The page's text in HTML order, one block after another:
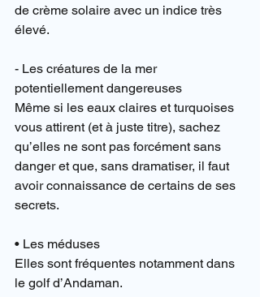
de crème solaire avec un indice très
élevé.
- Les créatures de la mer
potentiellement dangereuses
Même si les eaux claires et turquoises
vous attirent (et à juste titre), sachez
qu’elles ne sont pas forcément sans
danger et que, sans dramatiser, il faut
avoir connaissance de certains de ses
secrets.
• Les méduses
Elles sont fréquentes notamment dans
le golf d’Andaman.